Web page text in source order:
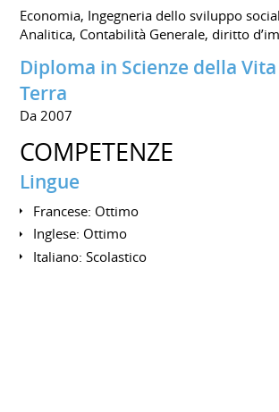
Economia, Ingegneria dello sviluppo
Analitica, Contabilità Generale, diritto
Diploma in Scienze della
Terra
Da 2007
COMPETENZE
Lingue
Francese: Ottimo
Inglese: Ottimo
Italiano: Scolastico